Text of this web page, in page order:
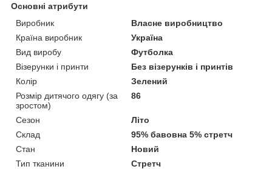
Основні атрибути
Виробник
Власне виробництво
Країна виробник
Україна
Вид виробу
Футболка
Візерунки і принти
Без візерунків і принтів
Колір
Зелений
Розмір дитячого одягу (за
зростом)
86
Сезон
Літо
Склад
95% бавовна 5% стретч
Стан
Новий
Тип тканини
Стретч